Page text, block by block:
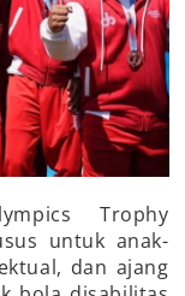
Trophy
untuk anak-
dan ajang